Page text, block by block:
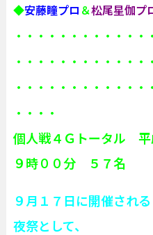
◆安藤瞳プロ ＆松尾星伽プ
・・・・・・・・・・・・
・・・・・・・・・・・・
・・・・・・・・・・・・
・・・・
個人戦４Ｇトータル
９時００分 ５７名
９月１７日に開催され
夜祭として、